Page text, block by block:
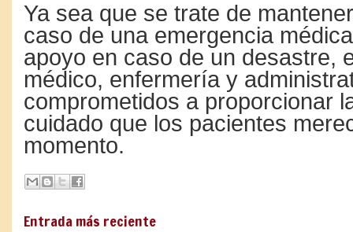
Ya sea que se trate de
caso de una emergencia
apoyo en caso de un desastre,
médico, enfermería y
comprometidos a proporcionar
cuidado que los pacientes
momento.
Entrada más reciente